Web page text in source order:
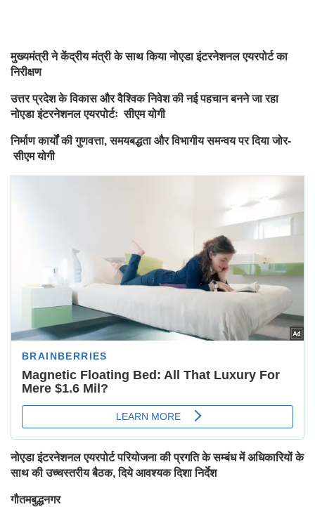
मुख्यमंत्री ने केंद्रीय मंत्री के साथ किया नोएडा इंटरनेशनल एयरपोर्ट का
निरीक्षण
उत्तर प्रदेश के विकास और वैश्विक निवेश की नई पहचान बनने जा रहा
नोएडा इंटरनेशनल एयरपोर्टः सीएम योगी
निर्माण कार्यों की गुणवत्ता, समयबद्धता और विभागीय समन्वय पर दिया जोर-
सीएम योगी
नोएडा इंटरनेशनल एयरपोर्ट परियोजना की प्रगति के सम्बंध में अधिकारियों के
साथ की उच्चस्तरीय बैठक, दिये आवश्यक दिशा निर्देश
गौतमबुद्धनगर